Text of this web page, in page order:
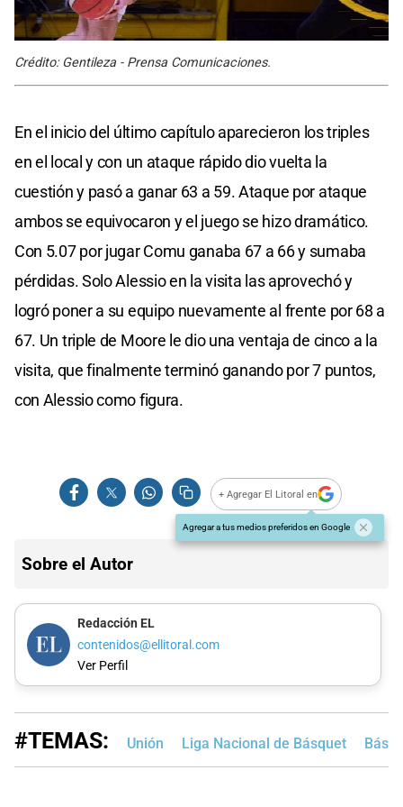
Crédito: Gentileza - Prensa Comunicaciones.
En el inicio del último capítulo aparecieron los triples
en el local y con un ataque rápido dio vuelta la
cuestión y pasó a ganar 63 a 59. Ataque por ataque
ambos se equivocaron y el juego se hizo dramático.
Con 5.07 por jugar Comu ganaba 67 a 66 y sumaba
pérdidas. Solo Alessio en la visita las aprovechó y
logró poner a su equipo nuevamente al frente por 68 a
67. Un triple de Moore le dio una ventaja de cinco a la
visita, que finalmente terminó ganando por 7 puntos,
con Alessio como figura.
+ Agregar El Litoral en
Agregar a tus medios preferidos en Google
Sobre el Autor
Redacción EL
contenidos@ellitoral.com
Ver Perfil
#TEMAS: Unión Liga Nacional de Básquet